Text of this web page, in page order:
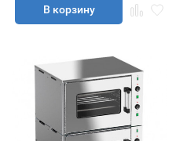
В корзину